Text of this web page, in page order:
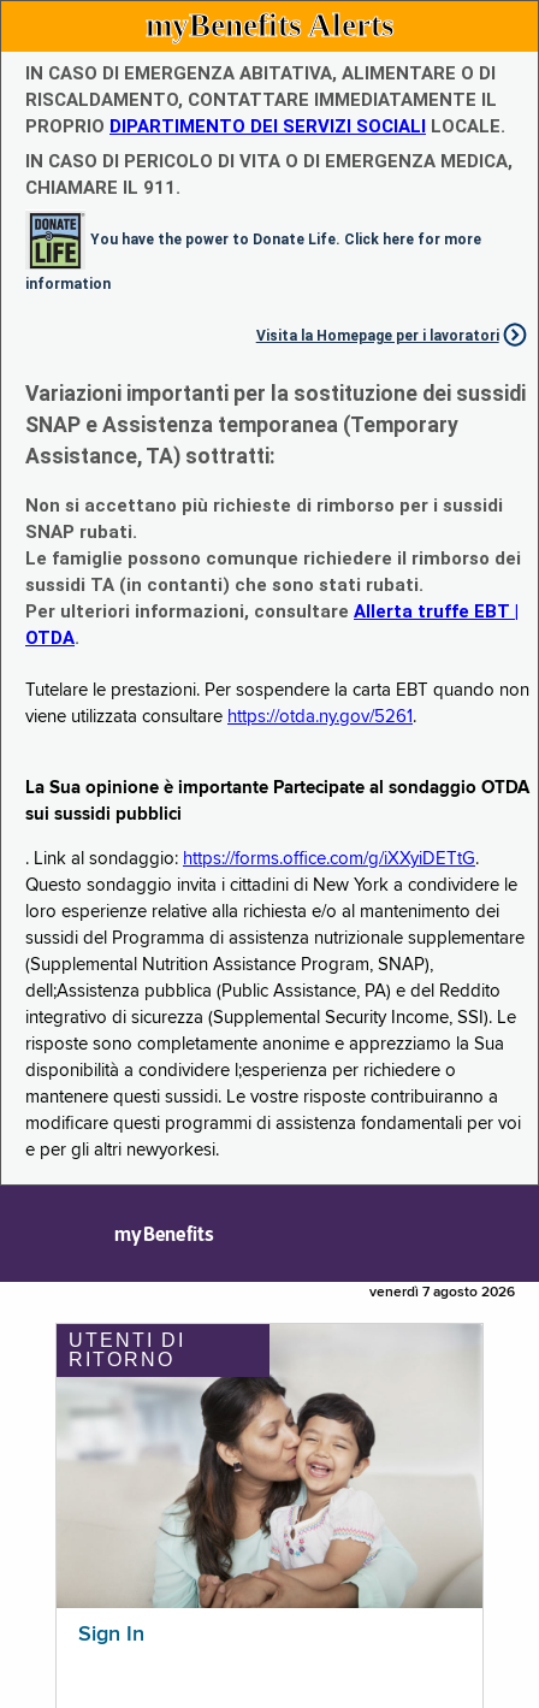
myBenefits Alerts
IN CASO DI EMERGENZA ABITATIVA, ALIMENTARE O DI
RISCALDAMENTO, CONTATTARE IMMEDIATAMENTE IL
PROPRIO DIPARTIMENTO DEI SERVIZI SOCIALI LOCALE.
IN CASO DI PERICOLO DI VITA O DI EMERGENZA MEDICA,
CHIAMARE IL 911.
You have the power to Donate Life. Click here for more
information
Visita la Homepage per i lavoratori
Variazioni importanti per la sostituzione dei sussidi
SNAP e Assistenza temporanea (Temporary
Assistance, TA) sottratti:
Non si accettano più richieste di rimborso per i sussidi
SNAP rubati.
Le famiglie possono comunque richiedere il rimborso dei
sussidi TA (in contanti) che sono stati rubati.
Per ulteriori informazioni, consultare Allerta truffe EBT |
OTDA.
Tutelare le prestazioni. Per sospendere la carta EBT quando non
viene utilizzata consultare https://otda.ny.gov/5261 .
La Sua opinione è importante Partecipate al sondaggio OTDA
sui sussidi pubblici
. Link al sondaggio: https://forms.office.com/g/iXXyiDETtG.
Questo sondaggio invita i cittadini di New York a condividere le
loro esperienze relative alla richiesta e/o al mantenimento dei
sussidi del Programma di assistenza nutrizionale supplementare
(Supplemental Nutrition Assistance Program, SNAP),
dell;Assistenza pubblica (Public Assistance, PA) e del Reddito
integrativo di sicurezza (Supplemental Security Income, SSI). Le
risposte sono completamente anonime e apprezziamo la Sua
disponibilità a condividere l;esperienza per richiedere o
mantenere questi sussidi. Le vostre risposte contribuiranno a
modificare questi programmi di assistenza fondamentali per voi
e per gli altri newyorkesi.
myBenefits
venerdì 7 agosto 2026
UTENTI DI
RITORNO
Sign In